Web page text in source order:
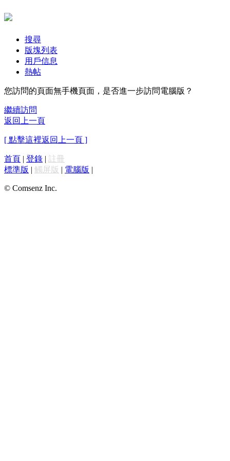
搜尋
版塊列表
用戶信息
熱帖
您訪問的頁面無手機頁面，是否進一步訪問電腦版？
繼續訪問
返回上一頁
[ 點擊這裡返回上一頁 ]
首頁 | 登錄 | 註冊
標準版 | 觸屏版 | 電腦版 |
© Comsenz Inc.